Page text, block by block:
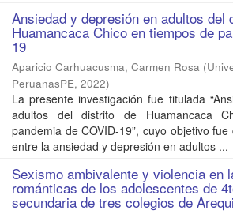
Ansiedad y depresión en adultos del
Huamancaca Chico en tiempos de
19
Aparicio Carhuacusma, Carmen Rosa (
PeruanasPE, 2022)
La presente investigación fue titulada
adultos del distrito de Huamancaca
pandemia de COVID-19”, cuyo objetivo
entre la ansiedad y depresión en adultos ...
Sexismo ambivalente y violencia en
románticas de los adolescentes de
secundaria de tres colegios de